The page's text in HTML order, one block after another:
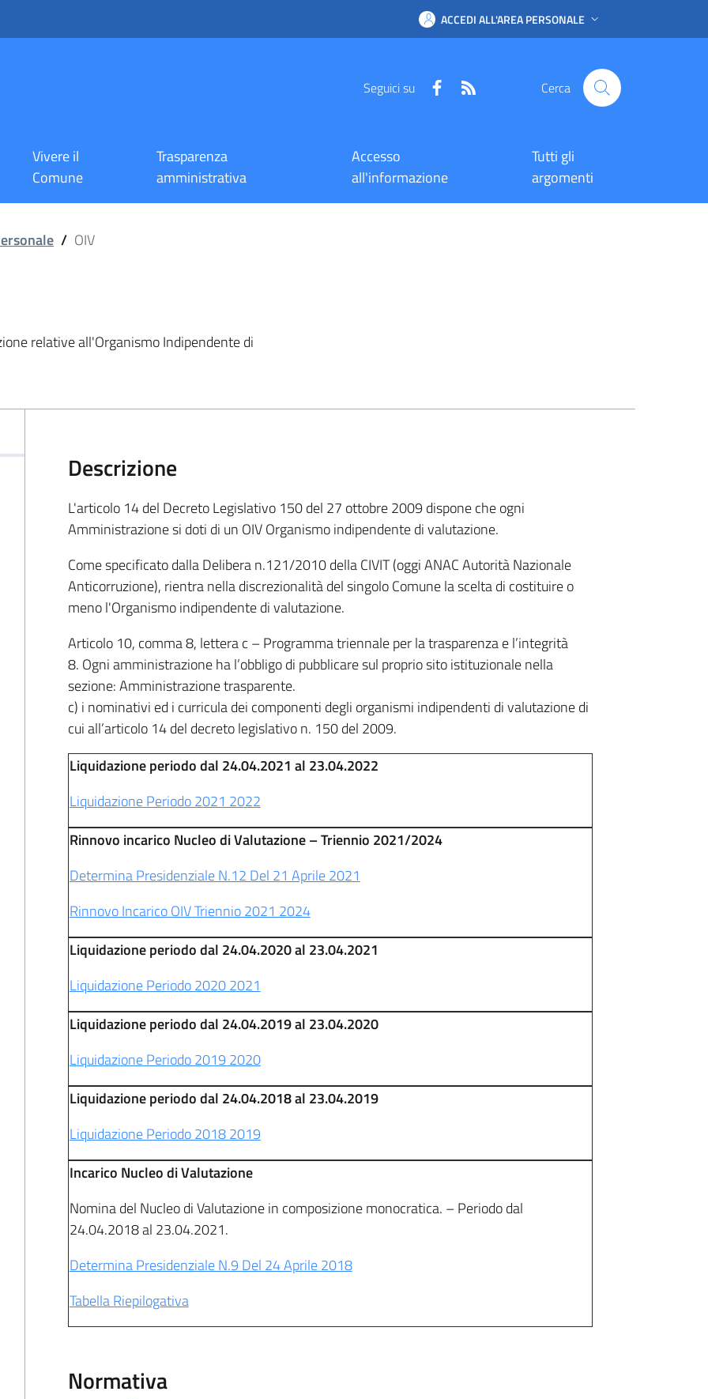
ACCEDI ALL'AREA PERSONALE
Seguici su Facebook Cerca
Vivere il
Comune
Trasparenza
amministrativa
Accesso
all'informazione
Tutti gli
argomenti
/ OIV
relative all'Organismo Indipendente di
Descrizione
L'articolo 14 del Decreto Legislativo 150 del 27 ottobre 2009 dispone che ogni
Amministrazione si doti di un OIV Organismo indipendente di valutazione.
Come specificato dalla Delibera n.121/2010 della CIVIT (oggi ANAC Autorità Nazionale
Anticorruzione), rientra nella discrezionalità del singolo Comune la scelta di costituire o
meno l'Organismo indipendente di valutazione.
Articolo 10, comma 8, lettera c – Programma triennale per la trasparenza e l’integrità
8. Ogni amministrazione ha l’obbligo di pubblicare sul proprio sito istituzionale nella
sezione: Amministrazione trasparente.
c) i nominativi ed i curricula dei componenti degli organismi indipendenti di valutazione di
cui all’articolo 14 del decreto legislativo n. 150 del 2009.
Liquidazione periodo dal 24.04.2021 al 23.04.2022
Liquidazione Periodo 2021 2022
Rinnovo incarico Nucleo di Valutazione – Triennio 2021/2024
Determina Presidenziale N.12 Del 21 Aprile 2021
Rinnovo Incarico OIV Triennio 2021 2024
Liquidazione periodo dal 24.04.2020 al 23.04.2021
Liquidazione Periodo 2020 2021
Liquidazione periodo dal 24.04.2019 al 23.04.2020
Liquidazione Periodo 2019 2020
Liquidazione periodo dal 24.04.2018 al 23.04.2019
Liquidazione Periodo 2018 2019
Incarico Nucleo di Valutazione
Nomina del Nucleo di Valutazione in composizione monocratica. – Periodo dal
24.04.2018 al 23.04.2021.
Determina Presidenziale N.9 Del 24 Aprile 2018
Tabella Riepilogativa
Normativa